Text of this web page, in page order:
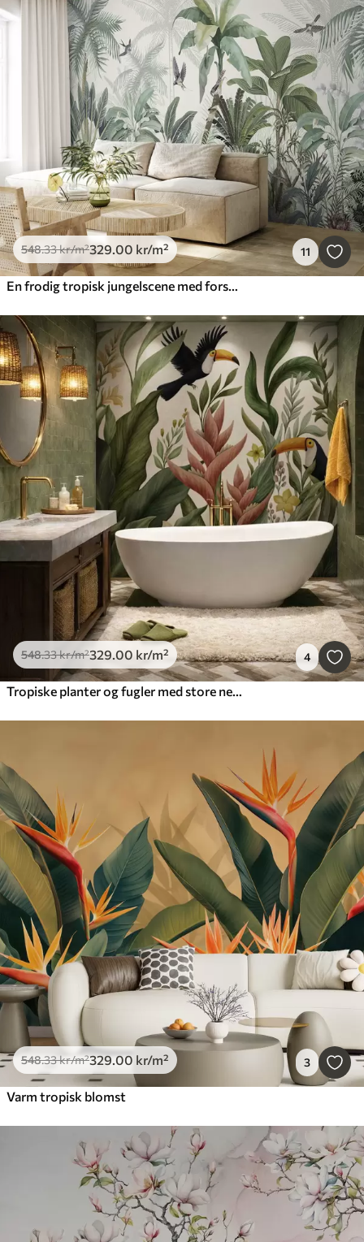
548.33kr/m²329.00 kr/m² 11
En frodig tropisk jungelscene med forskjellige palmetrær, store blader og fargerike blomster i forgrunnen
548.33kr/m²329.00 kr/m² 4
Tropiske planter og fugler med store nebb på lys bakgrunn
548.33kr/m²329.00 kr/m² 3
Varm tropisk blomst